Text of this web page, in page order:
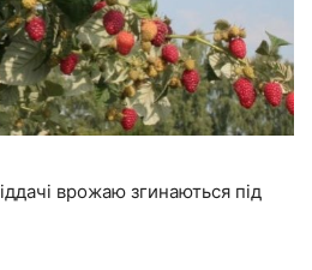
врожаю згинаються під